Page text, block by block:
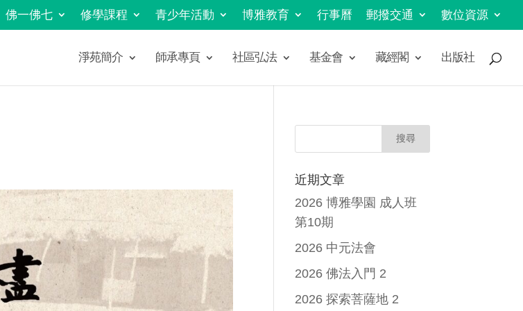
佛一佛七 修學課程 青少年活動 博雅教育 行事曆 郵撥交通 數位資源
淨苑簡介 師承專頁 社區弘法 基金會 藏經閣 出版社
近期文章
2026 博雅學園 成人班
第10期
2026 中元法會
2026 佛法入門 2
2026 探索菩薩地 2